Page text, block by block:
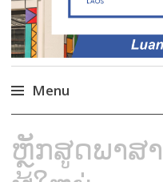
Menu
to
content
ຫຼັກສູດພາສ